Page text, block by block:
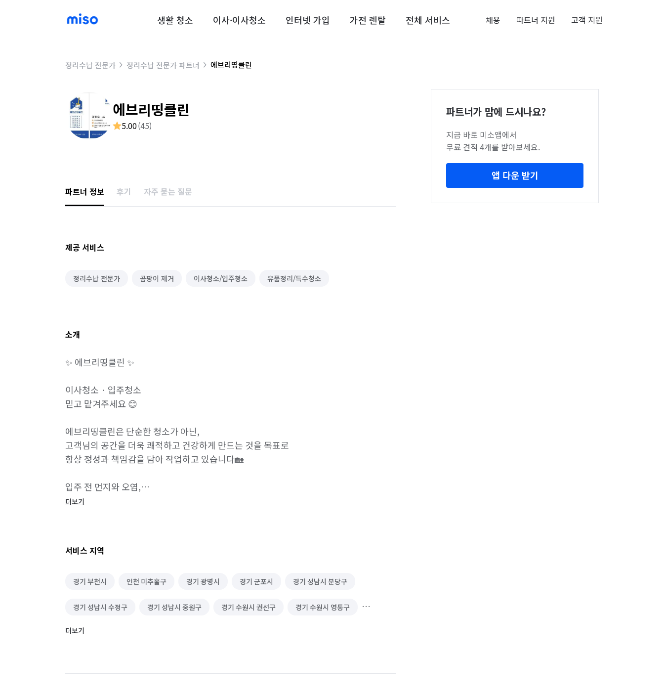
생활 청소 이사·이사청소 인터넷 가입 가전 렌탈 전체 서비스 채용 파트너 지원 고객 지원
정리수납 전문가 정리수납 전문가 파트너 에브리띵클린
에브리띵클린
5.00(45)
파트너 정보 후기 자주 묻는 질문
제공 서비스
정리수납 전문가 곰팡이 제거 이사청소/입주청소 유품정리/특수청소
소개
✨ 에브리띵클린 ✨
이사청소 · 입주청소
믿고 맡겨주세요 😊
에브리띵클린은 단순한 청소가 아닌,
고객님의 공간을 더욱 쾌적하고 건강하게 만드는 것을 목표로
항상 정성과 책임감을 담아 작업하고 있습니다🏡
입주 전 먼지와 오염,
이사 후 생활 흔적,
✔️ 하청 없는 직영팀 운영
✔️ 친환경 세제 사용
✔️ 상부장 / 하부장 분리 세척
✔️ 청소 후 꼼꼼한 검수 진행
✔️ A/S 가능
더보기
서비스 지역
경기 부천시 인천 미추홀구 경기 광명시 경기 군포시 경기 성남시 분당구
경기 성남시 수정구 경기 성남시 중원구 경기 수원시 권선구 경기 수원시 영통구
경기 수원시 장안구
더보기
파트너가 맘에 드시나요?
지금 바로 미소앱에서
무료 견적 4개를 받아보세요.
앱 다운 받기